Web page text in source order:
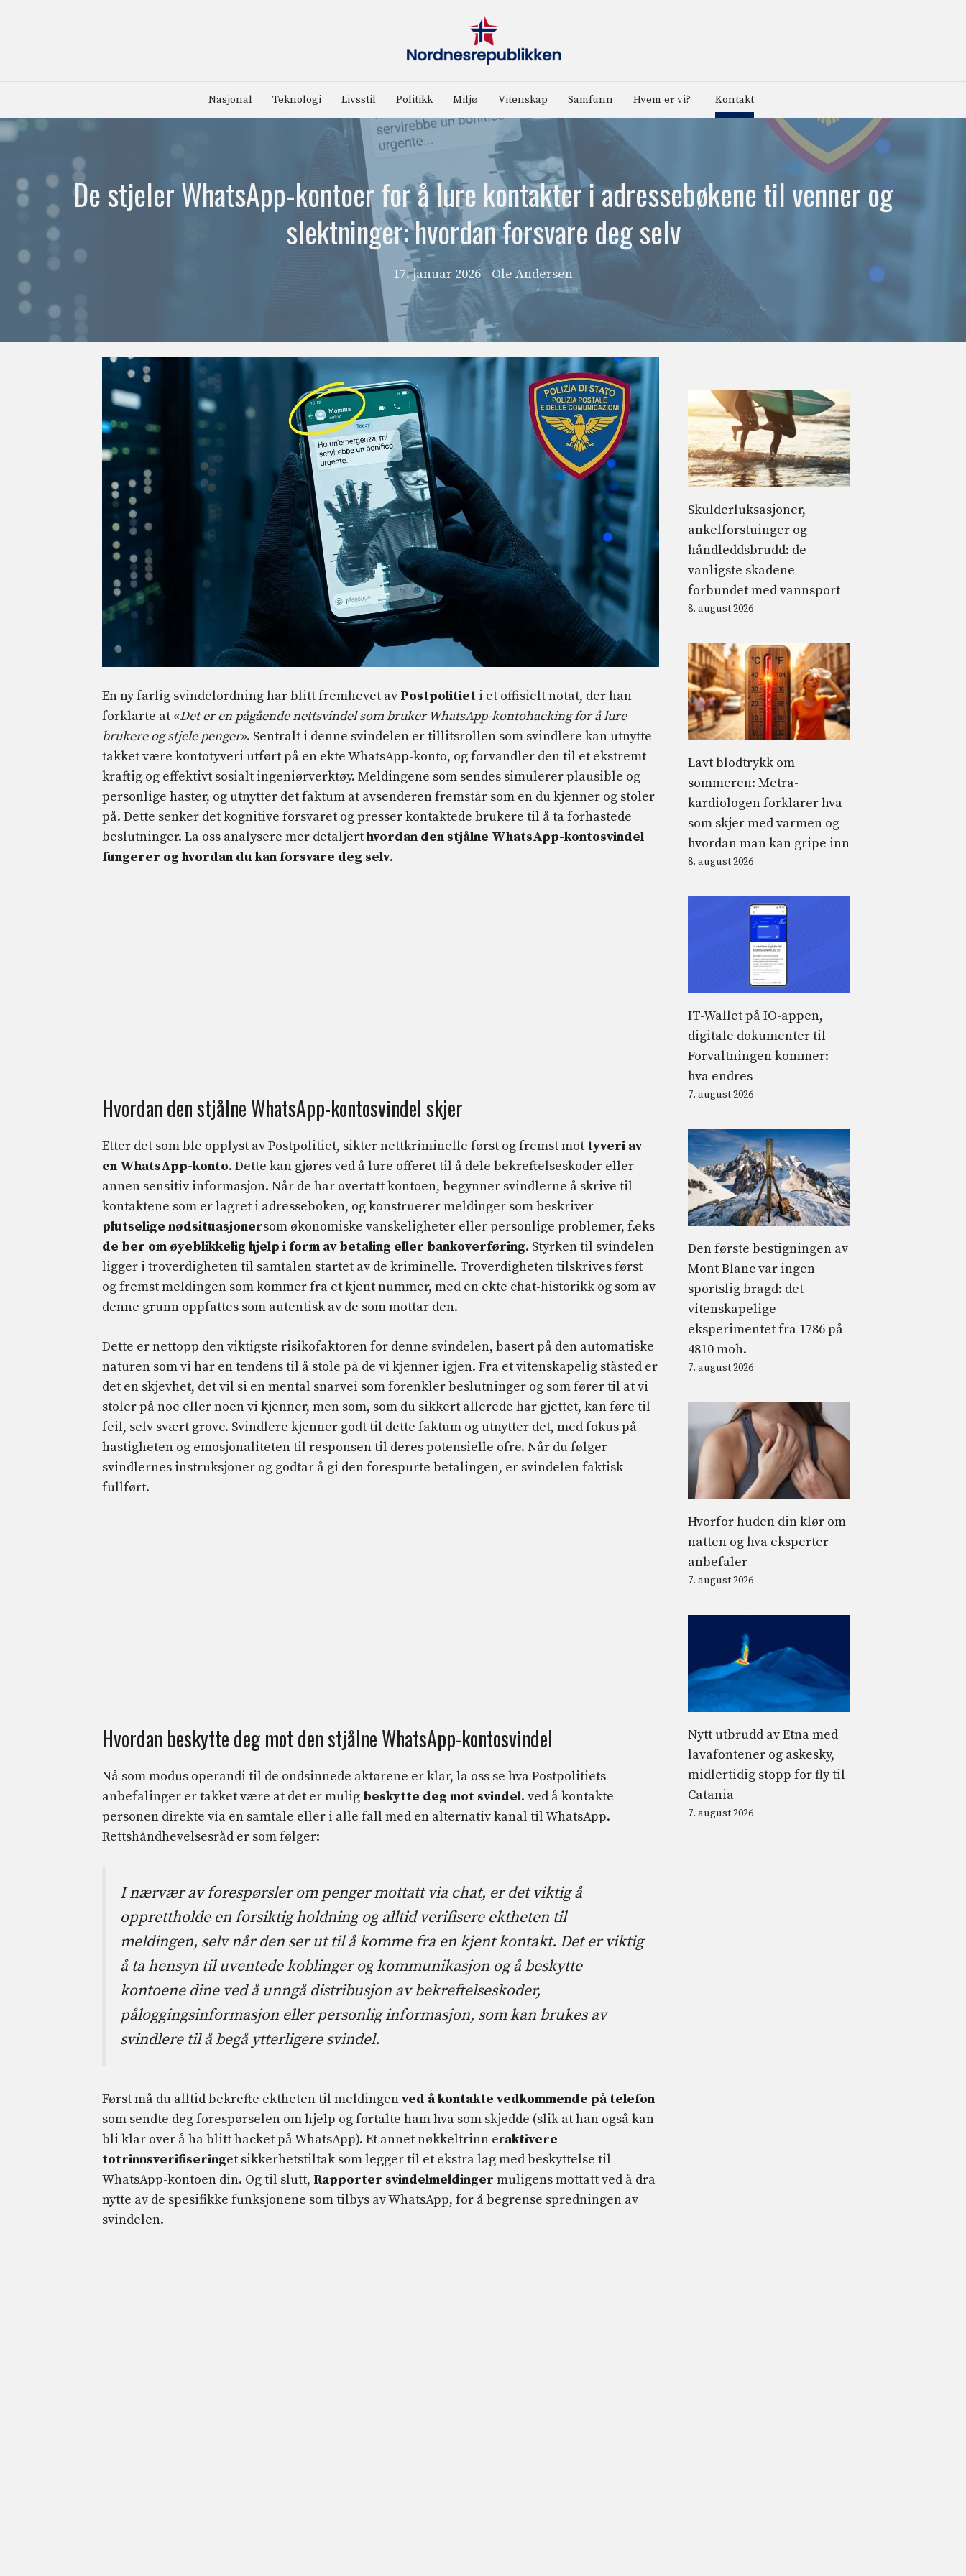
Nasjonal Teknologi Livsstil Politikk Miljø Vitenskap Samfunn Hvem er vi? Kontakt
De stjeler WhatsApp-kontoer for å lure kontakter i adressebøkene til venner og
slektninger: hvordan forsvare deg selv
17. januar 2026 - Ole Andersen
En ny farlig svindelordning har blitt fremhevet av Postpolitiet i et offisielt notat, der han
forklarte at «Det er en pågående nettsvindel som bruker WhatsApp-kontohacking for å lure
brukere og stjele penger». Sentralt i denne svindelen er tillitsrollen som svindlere kan utnytte
takket være kontotyveri utført på en ekte WhatsApp-konto, og forvandler den til et ekstremt
kraftig og effektivt sosialt ingeniørverktøy. Meldingene som sendes simulerer plausible og
personlige haster, og utnytter det faktum at avsenderen fremstår som en du kjenner og stoler
på. Dette senker det kognitive forsvaret og presser kontaktede brukere til å ta forhastede
beslutninger. La oss analysere mer detaljerthvordan den stjålne WhatsApp-kontosvindel
fungerer og hvordan du kan forsvare deg selv.
Hvordan den stjålne WhatsApp-kontosvindel skjer
Etter det som ble opplyst av Postpolitiet, sikter nettkriminelle først og fremst mot tyveri av
en WhatsApp-konto. Dette kan gjøres ved å lure offeret til å dele bekreftelseskoder eller
annen sensitiv informasjon. Når de har overtatt kontoen, begynner svindlerne å skrive til
kontaktene som er lagret i adresseboken, og konstruerer meldinger som beskriver
plutselige nødsituasjonersom økonomiske vanskeligheter eller personlige problemer, f.eks
de ber om øyeblikkelig hjelp i form av betaling eller bankoverføring. Styrken til svindelen
ligger i troverdigheten til samtalen startet av de kriminelle. Troverdigheten tilskrives først
og fremst meldingen som kommer fra et kjent nummer, med en ekte chat-historikk og som av
denne grunn oppfattes som autentisk av de som mottar den.
Dette er nettopp den viktigste risikofaktoren for denne svindelen, basert på den automatiske
naturen som vi har en tendens til å stole på de vi kjenner igjen. Fra et vitenskapelig ståsted er
det en skjevhet, det vil si en mental snarvei som forenkler beslutninger og som fører til at vi
stoler på noe eller noen vi kjenner, men som, som du sikkert allerede har gjettet, kan føre til
feil, selv svært grove. Svindlere kjenner godt til dette faktum og utnytter det, med fokus på
hastigheten og emosjonaliteten til responsen til deres potensielle ofre. Når du følger
svindlernes instruksjoner og godtar å gi den forespurte betalingen, er svindelen faktisk
fullført.
Hvordan beskytte deg mot den stjålne WhatsApp-kontosvindel
Nå som modus operandi til de ondsinnede aktørene er klar, la oss se hva Postpolitiets
anbefalinger er takket være at det er mulig beskytte deg mot svindel. ved å kontakte
personen direkte via en samtale eller i alle fall med en alternativ kanal til WhatsApp.
Rettshåndhevelsesråd er som følger:
I nærvær av forespørsler om penger mottatt via chat, er det viktig å
opprettholde en forsiktig holdning og alltid verifisere ektheten til
meldingen, selv når den ser ut til å komme fra en kjent kontakt. Det er viktig
å ta hensyn til uventede koblinger og kommunikasjon og å beskytte
kontoene dine ved å unngå distribusjon av bekreftelseskoder,
påloggingsinformasjon eller personlig informasjon, som kan brukes av
svindlere til å begå ytterligere svindel.
Først må du alltid bekrefte ektheten til meldingenved å kontakte vedkommende på telefon
som sendte deg forespørselen om hjelp og fortalte ham hva som skjedde (slik at han også kan
bli klar over å ha blitt hacket på WhatsApp). Et annet nøkkeltrinn eraktivere
totrinnsverifiseringet sikkerhetstiltak som legger til et ekstra lag med beskyttelse til
WhatsApp-kontoen din. Og til slutt, Rapporter svindelmeldinger muligens mottatt ved å dra
nytte av de spesifikke funksjonene som tilbys av WhatsApp, for å begrense spredningen av
svindelen.
Skulderluksasjoner,
ankelforstuinger og
håndleddsbrudd: de
vanligste skadene
forbundet med vannsport
8. august 2026
Lavt blodtrykk om
sommeren: Metra-
kardiologen forklarer hva
som skjer med varmen og
hvordan man kan gripe inn
8. august 2026
IT-Wallet på IO-appen,
digitale dokumenter til
Forvaltningen kommer:
hva endres
7. august 2026
Den første bestigningen av
Mont Blanc var ingen
sportslig bragd: det
vitenskapelige
eksperimentet fra 1786 på
4810 moh.
7. august 2026
Hvorfor huden din klør om
natten og hva eksperter
anbefaler
7. august 2026
Nytt utbrudd av Etna med
lavafontener og askesky,
midlertidig stopp for fly til
Catania
7. august 2026